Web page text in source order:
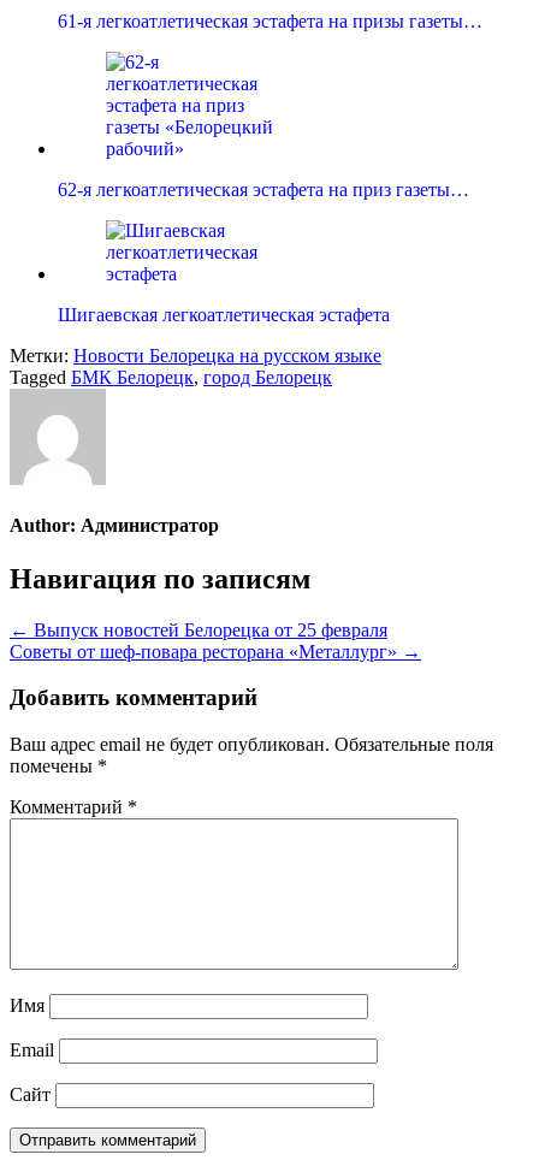
61-я легкоатлетическая эстафета на призы газеты…
62-я легкоатлетическая эстафета на приз газеты…
Шигаевская легкоатлетическая эстафета
Метки: Новости Белорецка на русском языке
Tagged БМК Белорецк, город Белорецк
Author: Администратор
Навигация по записям
← Выпуск новостей Белорецка от 25 февраля
Советы от шеф-повара ресторана «Металлург» →
Добавить комментарий
Ваш адрес email не будет опубликован. Обязательные поля
помечены *
Комментарий *
Имя
Email
Сайт